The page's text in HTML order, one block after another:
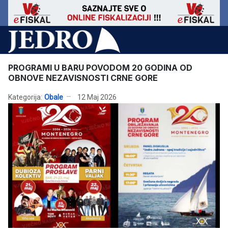
PROGRAMI U BARU POVODOM 20 GODINA OD
OBNOVE NEZAVISNOSTI CRNE GORE
Kategorija: Obale 12 Maj 2026